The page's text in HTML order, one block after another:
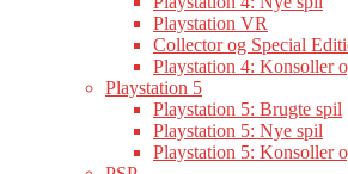
Playstation VR
Collector og Special
Playstation 4: Konsoller
Playstation 5
Playstation 5: Brugte spil
Playstation 5: Nye spil
Playstation 5: Konsoller